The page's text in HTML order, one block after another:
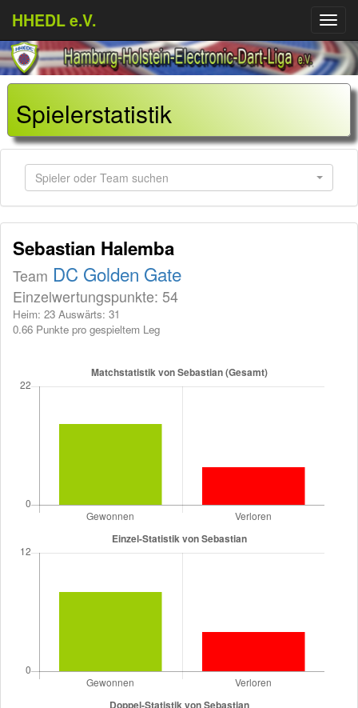
HHEDL e.V.
Menü
Spielerstatistik
Spieler oder Team suchen
Sebastian Halemba
Team DC Golden Gate
Einzelwertungspunkte: 54
Heim: 23 Auswärts: 31
0.66 Punkte pro gespieltem Leg